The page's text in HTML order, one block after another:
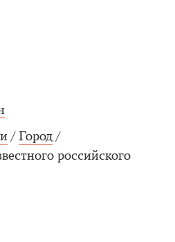
/ Город /
российского